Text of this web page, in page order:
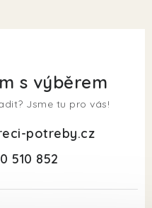
s výběrem
Jsme tu pro vás!
potreby.cz
510 852